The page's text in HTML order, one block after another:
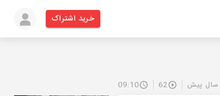
خرید اشتراک
62
09:10